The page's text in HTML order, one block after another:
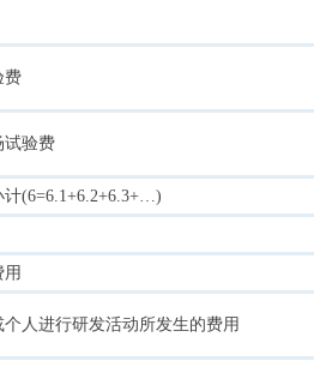
费
试验费
(6=6.1+6.2+6.3+…)
人进行研发活动所发生的费用